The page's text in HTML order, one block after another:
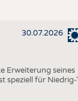
30.07.2026
Erweiterung seines
speziell für